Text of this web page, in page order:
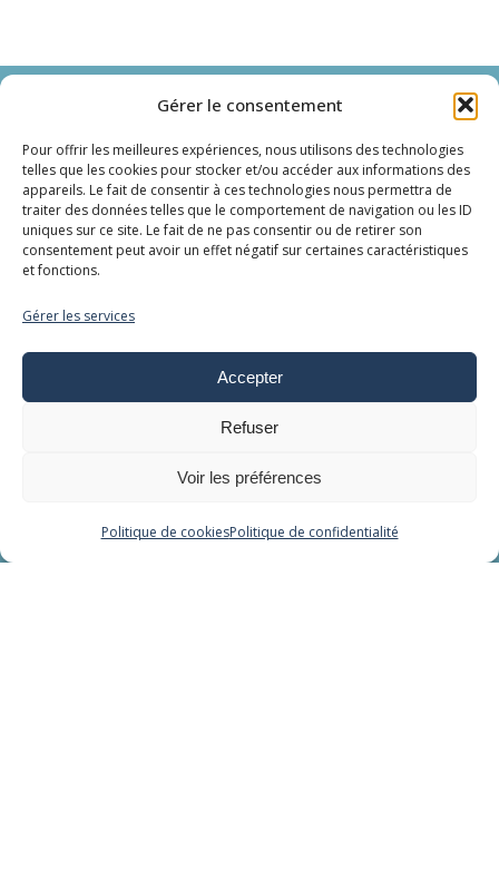
Gérer le consentement
Pour offrir les meilleures expériences, nous utilisons des technologies
telles que les cookies pour stocker et/ou accéder aux informations des
appareils. Le fait de consentir à ces technologies nous permettra de
traiter des données telles que le comportement de navigation ou les ID
uniques sur ce site. Le fait de ne pas consentir ou de retirer son
consentement peut avoir un effet négatif sur certaines caractéristiques
et fonctions.
Gérer les services
Accepter
Refuser
Voir les préférences
Politique de cookiesPolitique de confidentialité
Immersens
Spa et bien-être en cabines privatives
Cabines
Aquabike
Lit hydromassant
Balnéo - Cryo